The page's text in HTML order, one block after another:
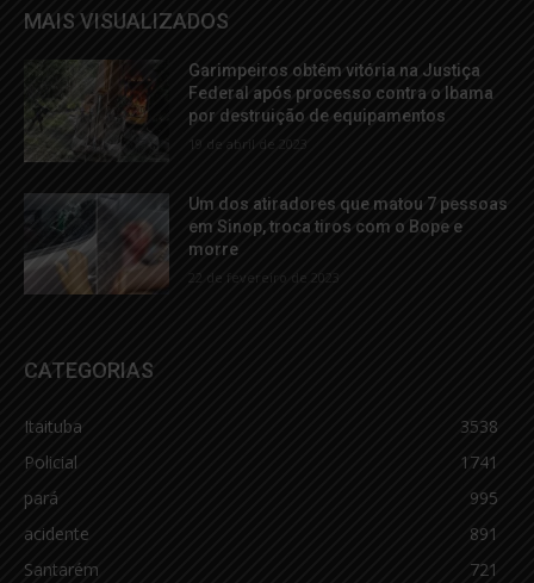
MAIS VISUALIZADOS
Garimpeiros obtêm vitória na Justiça
Federal após processo contra o Ibama
por destruição de equipamentos
19 de abril de 2023
Um dos atiradores que matou 7 pessoas
em Sinop, troca tiros com o Bope e
morre
22 de fevereiro de 2023
CATEGORIAS
Itaituba
3538
Policial
1741
pará
995
acidente
891
Santarém
721